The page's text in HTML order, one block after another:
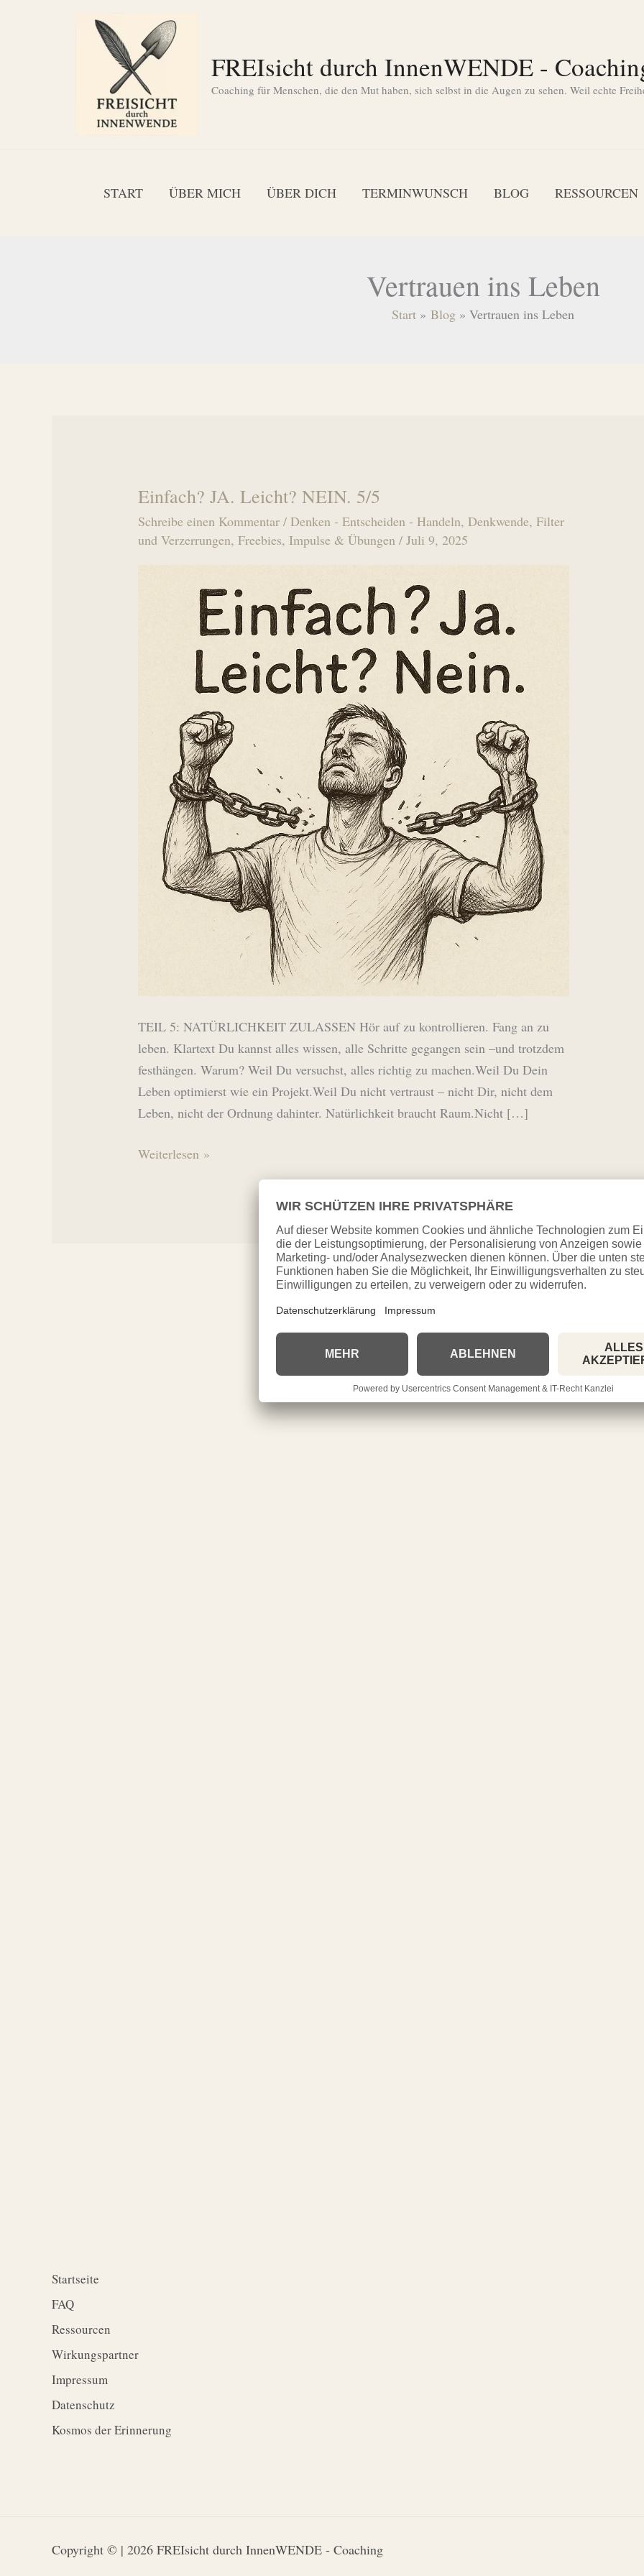
FREIsicht durch InnenWENDE -
Coaching für Menschen, die den Mut haben, sich selbst in die Augen zu sehen. Weil echte
START ÜBER MICH ÜBER DICH TERMINWUNSCH BLOG RESSOURCEN
Vertrauen ins Leben
Start Blog Vertrauen ins Leben
Einfach? JA. Leicht? NEIN. 5/5
Schreibe einen Kommentar /Denken - Entscheiden - Handeln,Denkwende,Filter
und Verzerrungen,Freebies,Impulse & Übungen /Juli 9, 2025
TEIL 5: NATÜRLICHKEIT ZULASSEN Hör auf zu kontrollieren. Fang an zu
leben. Klartext Du kannst alles wissen, alle Schritte gegangen sein –und trotzdem
festhängen. Warum? Weil Du versuchst, alles richtig zu machen.Weil Du Dein
Leben optimierst wie ein Projekt.Weil Du nicht vertraust – nicht Dir, nicht dem
Leben, nicht der Ordnung dahinter. Natürlichkeit braucht Raum.Nicht […]
Einfach?
Weiterlesen »
Startseite
FAQ
Ressourcen
Wirkungspartner
Impressum
Datenschutz
Kosmos der Erinnerung
Copyright © | 2026 FREIsicht durch InnenWENDE - Coaching